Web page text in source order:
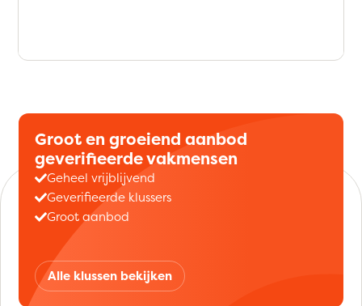
Groot en groeiend aanbod
geverifieerde vakmensen
Geheel vrijblijvend
Geverifieerde klussers
Groot aanbod
Alle klussen bekijken